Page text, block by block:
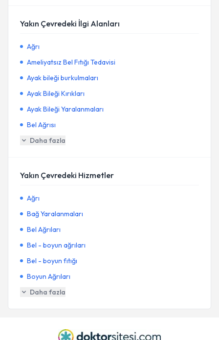
Yakın Çevredeki İlgi Alanları
Ağrı
Ameliyatsız Bel Fıtığı Tedavisi
Ayak bileği burkulmaları
Ayak Bileği Kırıkları
Ayak Bileği Yaralanmaları
Bel Ağrısı
Daha fazla
Yakın Çevredeki Hizmetler
Ağrı
Bağ Yaralanmaları
Bel Ağrıları
Bel - boyun ağrıları
Bel - boyun fıtığı
Boyun Ağrıları
Daha fazla